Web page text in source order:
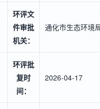
环评文
件审批
机关：
通化市生态环境
环评批
复时
间：
2026-04-17